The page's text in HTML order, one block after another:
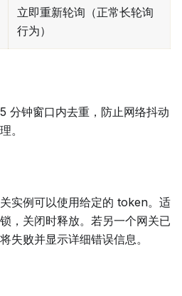
立即重新轮询（正常长轮询
行为）
分钟窗口内去重，防止网络抖动
。
实例可以使用给定的 token。适
，关闭时释放。若另一个网关已
失败并显示详细错误信息。